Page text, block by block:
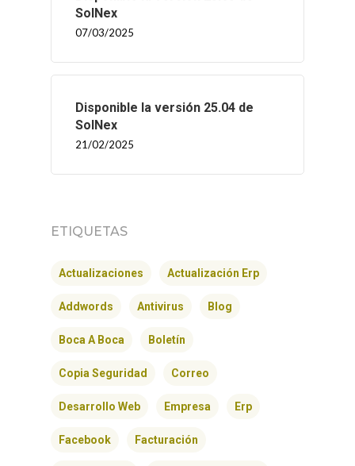
SolNex
07/03/2025
Disponible la versión 25.04 de
SolNex
21/02/2025
ETIQUETAS
Actualizaciones Actualización Erp
Addwords Antivirus Blog
Boca A Boca Boletín
Copia Seguridad Correo
Desarrollo Web Empresa Erp
Facebook Facturación